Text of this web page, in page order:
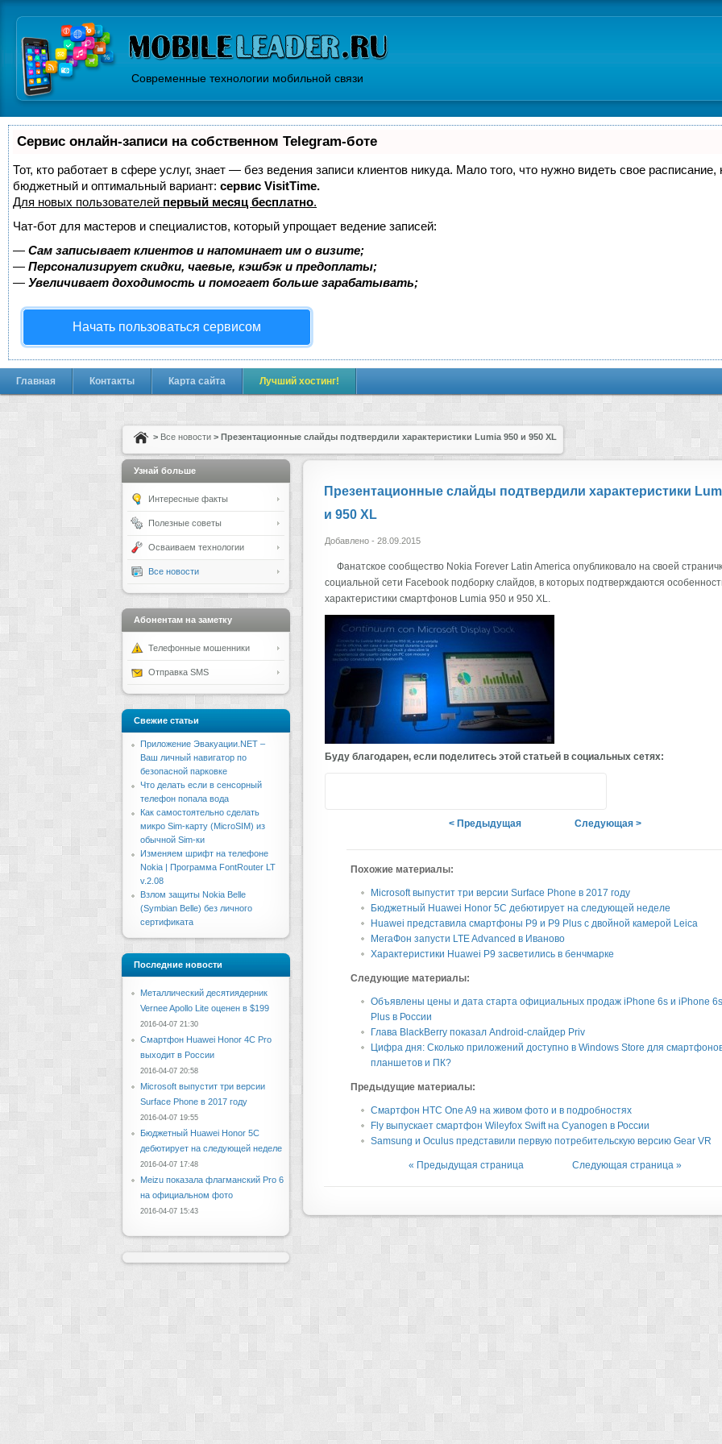
Современные технологии мобильной связи
Сервис онлайн-записи на собственном Telegram-боте
Тот, кто работает в сфере услуг, знает — без ведения записи клиентов никуда. Мало того, что нужно видеть свое
бюджетный и оптимальный вариант: сервис VisitTime.
Для новых пользователей первый месяц бесплатно.
Чат-бот для мастеров и специалистов, который упрощает ведение записей:
— Сам записывает клиентов и напоминает им о визите;
— Персонализирует скидки, чаевые, кэшбэк и предоплаты;
— Увеличивает доходимость и помогает больше зарабатывать;
Начать пользоваться сервисом
Главная Контакты Карта сайта Лучший хостинг!
> Все новости > Презентационные слайды подтвердили характеристики Lumia 950 и 950 XL
Презентационные слайды подтвердили характеристики
и 950 XL
Добавлено - 28.09.2015
Фанатское сообщество Nokia Forever Latin America опубликовало на своей
социальной сети Facebook подборку слайдов, в которых подтверждаются
характеристики смартфонов Lumia 950 и 950 XL.
Буду благодарен, если поделитесь этой статьей в социальных сетях:
< Предыдущая Следующая >
Похожие материалы:
Microsoft выпустит три версии Surface Phone в 2017 году
Бюджетный Huawei Honor 5C дебютирует на следующей неделе
Huawei представила смартфоны P9 и P9 Plus с двойной камерой Leica
МегаФон запусти LTE Advanced в Иваново
Характеристики Huawei P9 засветились в бенчмарке
Следующие материалы:
Объявлены цены и дата старта официальных продаж iPhone 6s и iPhone 6s
Plus в России
Глава BlackBerry показал Android-слайдер Priv
Цифра дня: Сколько приложений доступно в Windows Store для
планшетов и ПК?
Предыдущие материалы:
Смартфон HTC One A9 на живом фото и в подробностях
Fly выпускает смартфон Wileyfox Swift на Cyanogen в России
Samsung и Oculus представили первую потребительскую версию Gear VR
« Предыдущая страница Следующая страница »
Узнай больше
Интересные факты
Полезные советы
Осваиваем технологии
Все новости
Абонентам на заметку
Телефонные мошенники
Отправка SMS
Свежие статьи
Приложение Эвакуации.NET –
Ваш личный навигатор по
безопасной парковке
Что делать если в сенсорный
телефон попала вода
Как самостоятельно сделать
микро Sim-карту (MicroSIM) из
обычной Sim-ки
Изменяем шрифт на телефоне
Nokia | Программа FontRouter LT
v.2.08
Взлом защиты Nokia Belle
(Symbian Belle) без личного
сертификата
Последние новости
Металлический десятиядерник
Vernee Apollo Lite оценен в $199
2016-04-07 21:30
Смартфон Huawei Honor 4C Pro
выходит в России
2016-04-07 20:58
Microsoft выпустит три версии
Surface Phone в 2017 году
2016-04-07 19:55
Бюджетный Huawei Honor 5C
дебютирует на следующей неделе
2016-04-07 17:48
Meizu показала флагманский Pro 6
на официальном фото
2016-04-07 15:43